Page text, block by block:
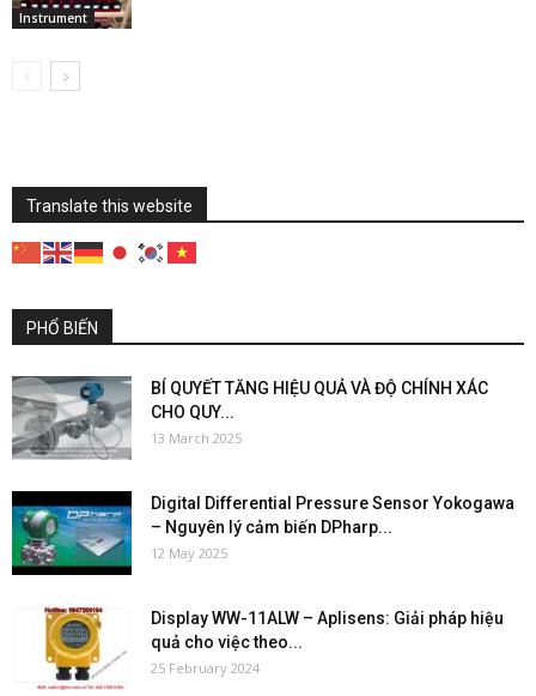
Instrument
Translate this website
PHỔ BIẾN
BÍ QUYẾT TĂNG HIỆU QUẢ VÀ ĐỘ CHÍNH XÁC
CHO QUY...
13 March 2025
Digital Differential Pressure Sensor Yokogawa
– Nguyên lý cảm biến DPharp...
12 May 2025
Display WW-11ALW – Aplisens: Giải pháp hiệu
quả cho việc theo...
25 February 2024